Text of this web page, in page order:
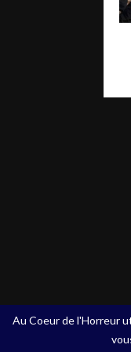
Au Coeur de l'Horreur